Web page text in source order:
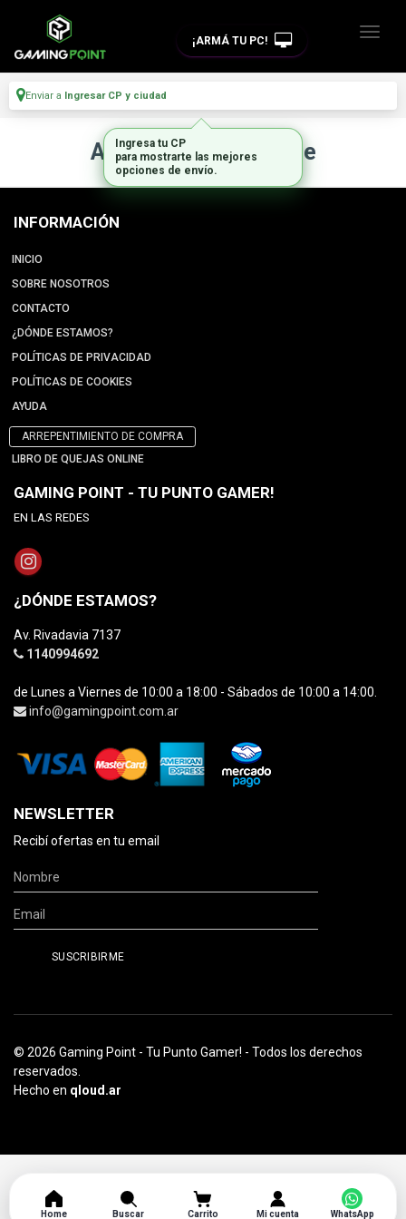
¡ARMÁ TU PC!
Enviar a Ingresar CP y ciudad
Artículo no disponible
INFORMACIÓN
INICIO
SOBRE NOSOTROS
CONTACTO
¿DÓNDE ESTAMOS?
POLÍTICAS DE PRIVACIDAD
POLÍTICAS DE COOKIES
AYUDA
ARREPENTIMIENTO DE COMPRA
LIBRO DE QUEJAS ONLINE
GAMING POINT - TU PUNTO GAMER!
EN LAS REDES
¿DÓNDE ESTAMOS?
Av. Rivadavia 7137
1140994692
de Lunes a Viernes de 10:00 a 18:00 - Sábados de 10:00 a 14:00.
info@gamingpoint.com.ar
NEWSLETTER
Recibí ofertas en tu email
© 2026 Gaming Point - Tu Punto Gamer! - Todos los derechos
reservados.
Hecho en qloud.ar
Home Buscar Carrito Mi cuenta
Ingresa tu CP
para mostrarte las mejores
opciones de envío.